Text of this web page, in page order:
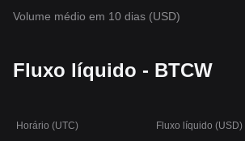
Volume médio em 10 dias (USD)
Fluxo líquido - BTCW
Horário (UTC) Fluxo líquido (USD)